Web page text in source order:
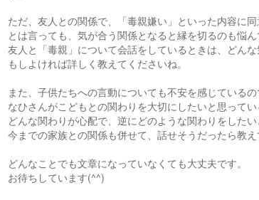
ただ、友人との関係で、「毒親嫌い」といった内容に
とは言っても、気が合う関係となると縁を切るのも悩
友人と「毒親」について会話をしているときは、どん
もしよければ詳しく教えてくださいね。
また、子供たちへの言動についても不安を感じているの
なひさんがこどもとの関わりを大切にしたいと思って
どんな関わりが心配で、逆にどのような関わりをした
今までの家族との関係も併せて、話せそうだったら教
どんなことでも文章になっていなくても大丈夫です。
お待ちしています(^^)